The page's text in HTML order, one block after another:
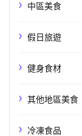
中區美食
假日旅遊
健身食材
其他地區美食
冷凍食品